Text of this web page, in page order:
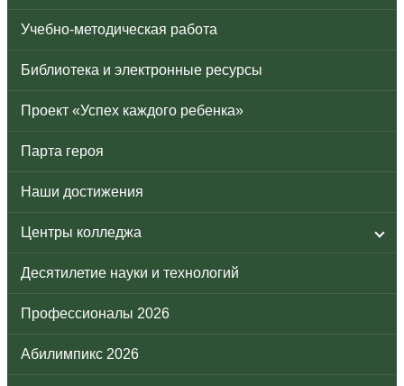
Учебно-методическая работа
Библиотека и электронные ресурсы
Проект «Успех каждого ребенка»
Парта героя
Наши достижения
Центры колледжа
Десятилетие науки и технологий
Профессионалы 2026
Абилимпикс 2026